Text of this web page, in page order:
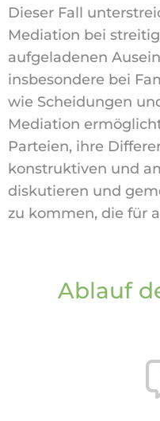
Dieser Fall
Mediation bei
aufgeladenen
insbesondere bei
wie Scheidungen
Mediation
Parteien, ihre
konstruktiven und
diskutieren und
zu kommen, die für
Ablauf